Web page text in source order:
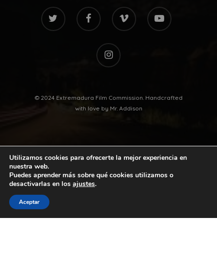
twitter facebook vimeo youtube
instagram
© 2024 Extremadura Film Commission. Handcrafted
with love by Mr. Addison
Utilizamos cookies para ofrecerte la mejor experiencia en
nuestra web.
Puedes aprender más sobre qué cookies utilizamos o
desactivarlas en los ajustes.
Aceptar
twitter facebook